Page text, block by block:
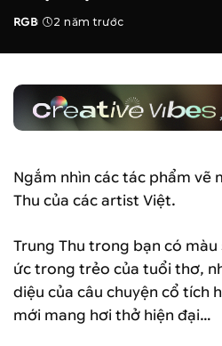
Posted
RGB 2 năm trước
Ngắm nhìn các tác phẩm vẽ
Thu của các artist Việt.
Trung Thu trong bạn có màu
ức trong trẻo của tuổi thơ,
diệu của câu chuyện cổ tích
mới mang hơi thở hiện đại…